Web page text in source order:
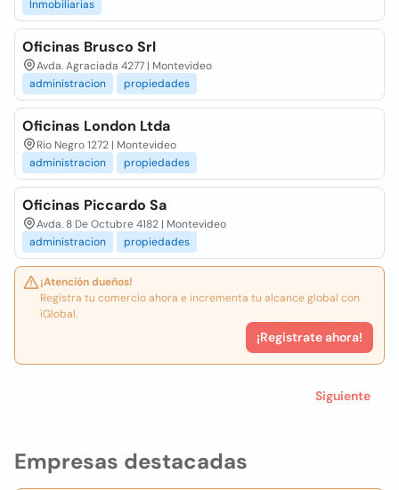
Empresas destacadas
Inmobiliarias
Oficinas Brusco Srl
Avda. Agraciada 4277 | Montevideo
administracion
propiedades
Oficinas London Ltda
Rio Negro 1272 | Montevideo
administracion
propiedades
Oficinas Piccardo Sa
Avda. 8 De Octubre 4182 | Montevideo
administracion
propiedades
¡Atención dueños!
Registra tu comercio ahora e incrementa tu alcance global con
iGlobal.
¡Registrate ahora!
Siguiente